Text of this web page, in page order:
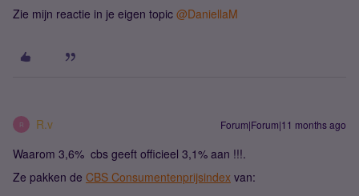
Zie mijn reactie in je eigen topic ​ @DaniellaM
R R.v Forum|Forum|11 months ago
Waarom 3,6% cbs geeft officieel 3,1% aan !!!.
Ze pakken de CBS Consumentenprijsindex van: